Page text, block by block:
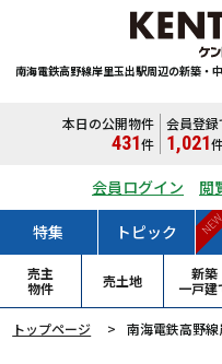
南海電鉄高野線岸里玉出駅周辺の新築・
本日の公開物件
431件
会員登
1,021
会員ログイン 閲
特集 トピック
売主
物件
売土地
新築
一戸建
トップページ 南海電鉄高野